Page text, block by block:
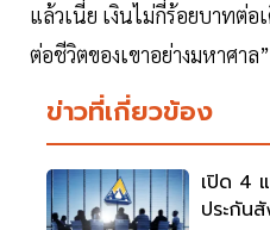
แล้วเนี่ย เงินไม่กี่ร้อยบาทต่
ต่อชีวิตของเขาอย่างมหาศา
ข่าวที่เกี่ยวข้อง
เปิด 4
ประกัน